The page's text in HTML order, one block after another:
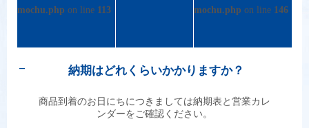
mochu.php on line 113
mochu.php on line 146
A 納期はどれくらいかかりますか？
商品到着のお日にちにつきましては納期表と営業カレ
ンダーをご確認ください。